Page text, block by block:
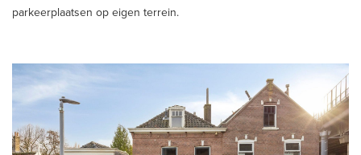
parkeerplaatsen op eigen terrein.